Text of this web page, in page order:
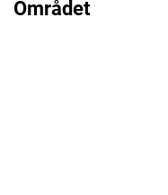
Området